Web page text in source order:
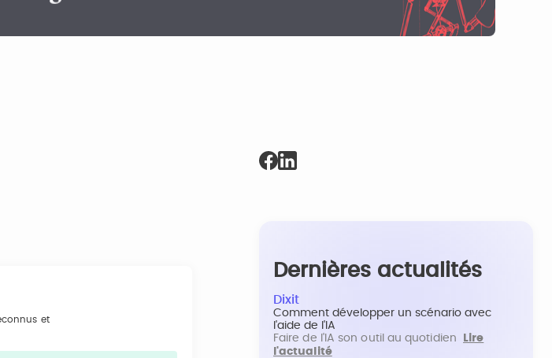
et
Dernières actualités
Dixit
Comment développer un scénario avec
l'aide de l'IA
Faire de l'IA son outil au quotidien
Lire
l'actualité